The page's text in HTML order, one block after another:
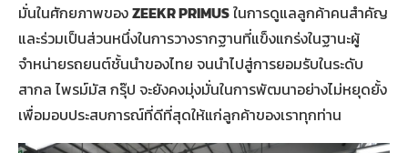
มั่นในศักยภาพของZEEKR PRIMUSในการดูแลลูกค้าคนสำคัญ
และร่วมเป็นส่วนหนึ่งในการวางรากฐานที่แข็งแกร่งในฐานะผู้
จำหน่ายรถยนต์ชั้นนำของไทย จนนำไปสู่การยอมรับในระดับ
สากล ไพรม์มัส กรุ๊ป จะยังคงมุ่งมั่นในการพัฒนาอย่างไม่หยุดยั้ง
เพื่อมอบประสบการณ์ที่ดีที่สุดให้แก่ลูกค้าของเราทุกท่าน